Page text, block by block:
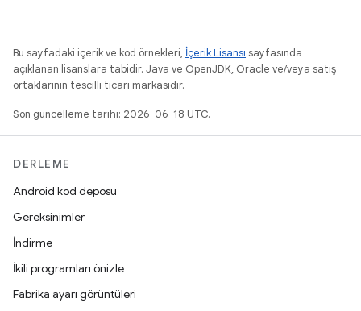
Bu sayfadaki içerik ve kod örnekleri, İçerik Lisansı sayfasında
açıklanan lisanslara tabidir. Java ve OpenJDK, Oracle ve/veya satış
ortaklarının tescilli ticari markasıdır.
Son güncelleme tarihi: 2026-06-18 UTC.
DERLEME
Android kod deposu
Gereksinimler
İndirme
İkili programları önizle
Fabrika ayarı görüntüleri